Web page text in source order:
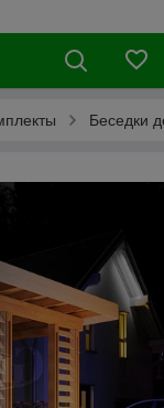
Беседки